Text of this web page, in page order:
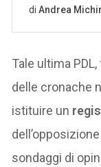
Tale ultima
delle cronache
istituire un
sondaggi di